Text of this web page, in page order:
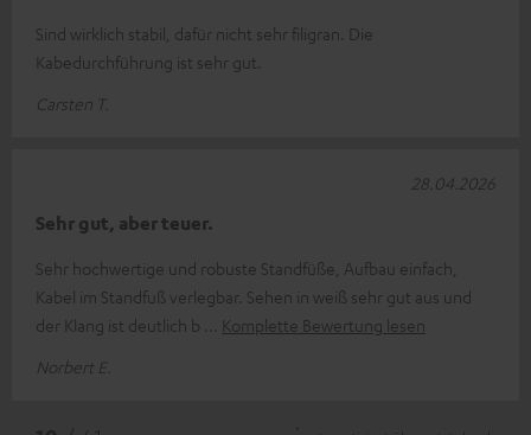
Sind wirklich stabil, dafür nicht sehr filigran. Die
Kabedurchführung ist sehr gut.
Carsten T.
Sehr gut, aber teuer.
Sehr hochwertige und robuste Standfüße, Aufbau einfach,
Kabel im Standfuß verlegbar. Sehen in weiß sehr gut aus und
der Klang ist deutlich b
Komplette Bewertung lesen
Norbert E.
28.04.2026